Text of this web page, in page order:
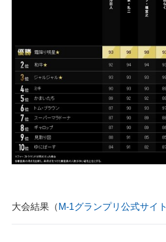
大会結果（ M-1グランプリ公式サイト